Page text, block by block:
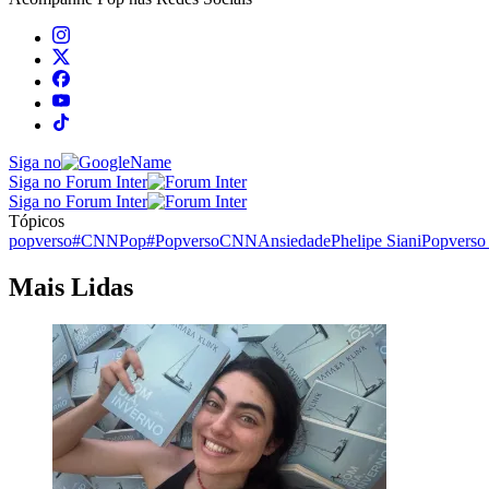
Siga no
Siga no Forum Inter
Siga no Forum Inter
Tópicos
popverso#CNNPop#PopversoCNNAnsiedadePhelipe Siani
Mais Lidas